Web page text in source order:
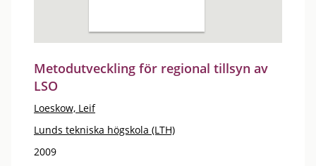
Metodutveckling för regional tillsyn av
LSO
Loeskow, Leif
Lunds tekniska högskola (LTH)
2009